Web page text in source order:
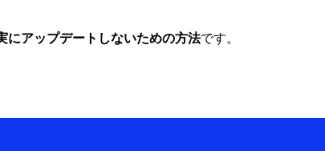
にアップデートしないための方法です。